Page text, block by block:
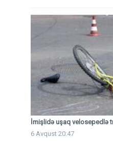
İmişlidə uşaq velosepedlə
6 Avqust 20:47